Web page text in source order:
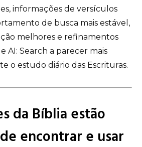
informações de versículos
de busca mais estável,
melhores e refinamentos
AI: Search a parecer mais
o estudo diário das Escrituras.
da Bíblia estão
encontrar e usar